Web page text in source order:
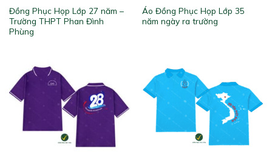
Đồng Phục Họp Lớp 27 năm –
Trường THPT Phan Đình
Phùng
Áo Đồng Phục Họp Lớp 35
năm ngày ra trường